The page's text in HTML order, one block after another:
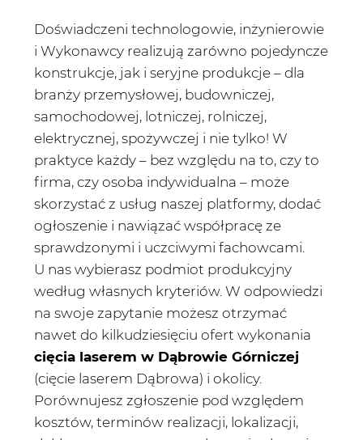
Doświadczeni technologowie, inżynierowie
i Wykonawcy realizują zarówno pojedyncze
konstrukcje, jak i seryjne produkcje – dla
branży przemysłowej, budowniczej,
samochodowej, lotniczej, rolniczej,
elektrycznej, spożywczej i nie tylko! W
praktyce każdy – bez względu na to, czy to
firma, czy osoba indywidualna – może
skorzystać z usług naszej platformy, dodać
ogłoszenie i nawiązać współpracę ze
sprawdzonymi i uczciwymi fachowcami.
U nas wybierasz podmiot produkcyjny
według własnych kryteriów. W odpowiedzi
na swoje zapytanie możesz otrzymać
nawet do kilkudziesięciu ofert wykonania
cięcia laserem w Dąbrowie Górniczej
(cięcie laserem Dąbrowa) i okolicy.
Porównujesz zgłoszenie pod względem
kosztów, terminów realizacji, lokalizacji,